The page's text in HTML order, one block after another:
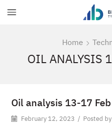
Home
OIL ANALYSIS
Oil analysis 13-17
February 12, 2023 / Posted by